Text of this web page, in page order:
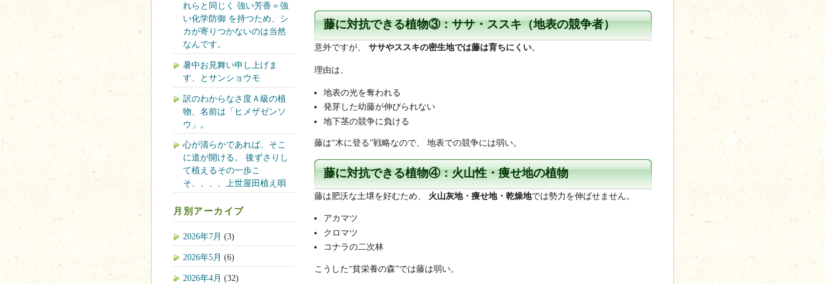
藤に対抗できる植物③：ササ・ススキ（地表の競争者）
意外ですが、 ササやススキの密生地では藤は育ちにくい。
理由は、
地表の光を奪われる
発芽した幼藤が伸びられない
地下茎の競争に負ける
藤は“木に登る”戦略なので、 地表での競争には弱い。
藤に対抗できる植物④：火山性・痩せ地の植物
藤は肥沃な土壌を好むため、 火山灰地・痩せ地・乾燥地では勢力を伸ばせません。
アカマツ
クロマツ
コナラの二次林
こうした“貧栄養の森”では藤は弱い。
れらと同じく 強い芳香＝強
い化学防御 を持つため、シ
カが寄りつかないのは当然
なんです。
暑中お見舞い申し上げま
す、とサンショウモ
訳のわからなさ度Ａ級の植
物、名前は「ヒメザゼンソ
ウ」。
心が清らかであれば、そこ
に道が開ける。 後ずさりし
て植えるその一歩こ
そ、、、、上世屋田植え唄
月別アーカイブ
2026年7月 (3)
2026年5月 (6)
2026年4月 (32)